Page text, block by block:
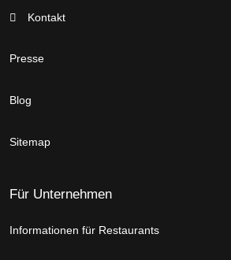
Kontakt
Presse
Blog
Sitemap
Für Unternehmen
Informationen für Restaurants